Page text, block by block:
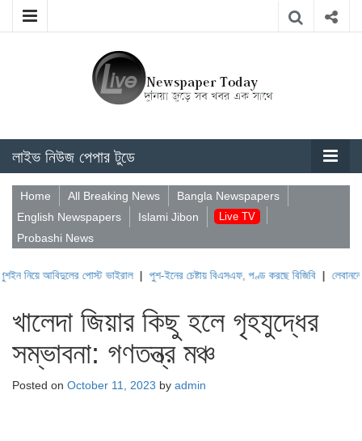
লাইভ নিউজ পেপার টুডে
Home All Breaking News
Bangla Newspapers
English Newspapers
Islami Jibon Live TV
Probashi News
পোস্ট ভাইরাল|পুশ-ইনের চেষ্টায় বিএসএফ, পণ্ড করছে বিজিবি|লেবাননের
খালেদা জিয়ার কিছু হলে গৃহযুদ্ধের
সম্ভাবনা: গণতন্ত্র মঞ্চ
Posted on October 11, 2023 by admin